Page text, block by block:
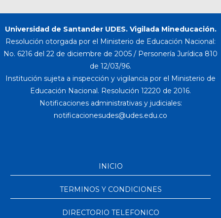
Universidad de Santander UDES. Vigilada Mineducación.
Resolución otorgada por el Ministerio de Educación Nacional:
No. 6216 del 22 de diciembre de 2005 / Personería Jurídica 810
de 12/03/96.
Institución sujeta a inspección y vigilancia por el Ministerio de
Educación Nacional. Resolución 12220 de 2016.
Notificaciones administrativas y judiciales:
INICIO
TERMINOS Y CONDICIONES
DIRECTORIO TELEFONICO